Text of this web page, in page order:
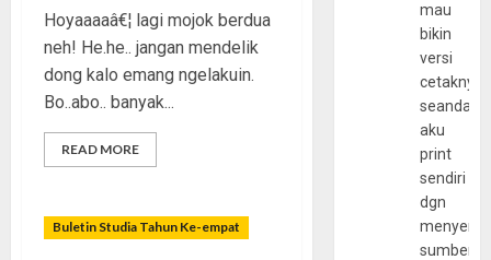
Hoyaaaaâ€¦ lagi mojok berdua
neh! He.he.. jangan mendelik
dong kalo emang ngelakuin.
Bo..abo.. banyak...
READ MORE
Buletin Studia Tahun Ke-empat
mau
bikin
versi
cetaknya
aku
print
sendiri
dgn
sumber